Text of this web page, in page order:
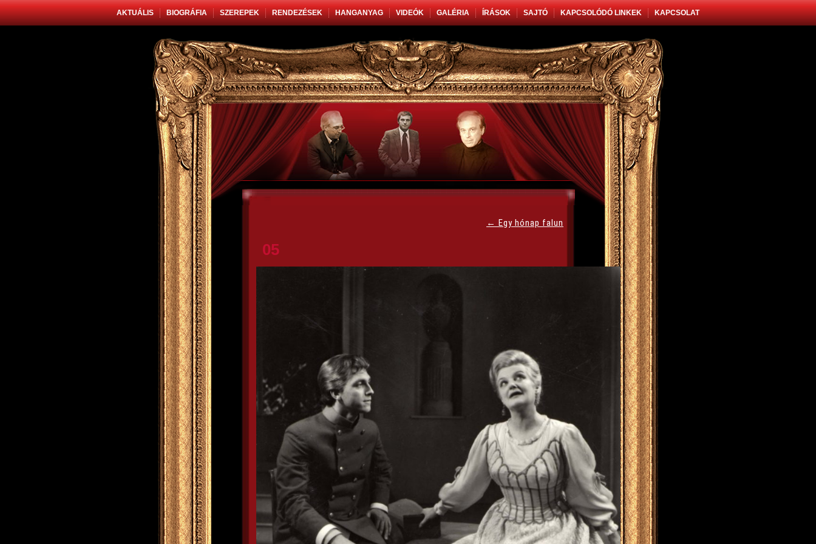
AKTUÁLIS BIOGRÁFIA SZEREPEK RENDEZÉSEK HANGANYAG VIDEÓK GALÉRIA ÍRÁSOK SAJTÓ KAPCSOLÓDÓ LINKEK KAPCSOLAT
← Egy hónap falun
05